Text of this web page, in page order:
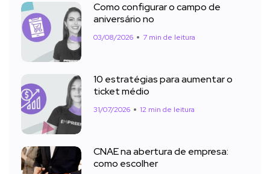
Como configurar o campo de
aniversário no
03/08/2026 7 min de leitura
10 estratégias para aumentar o
ticket médio
31/07/2026 12 min de leitura
CNAE na abertura de empresa:
como escolher